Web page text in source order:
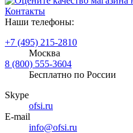
Контакты
Наши телефоны:
+7 (495) 215-2810
Москва
8 (800) 555-3604
Бесплатно по России
Skype
ofsi.ru
E-mail
info@ofsi.ru